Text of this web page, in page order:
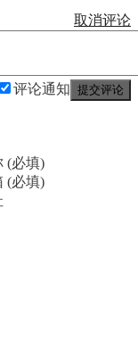
取消评论
提交评论
评论通知
(必填)
(必填)